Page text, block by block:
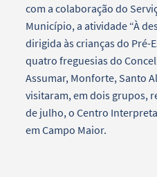
com a colaboração do
Município, a atividade “À
dirigida às crianças do Pré-
quatro freguesias do
Assumar, Monforte, Santo
visitaram, em dois grupos,
de julho, o Centro
em Campo Maior.